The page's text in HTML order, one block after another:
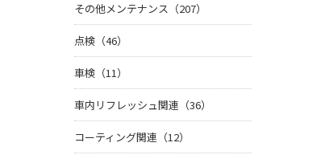
その他メンテナンス（207）
点検（46）
車検（11）
車内リフレッシュ関連（36）
コーティング関連（12）